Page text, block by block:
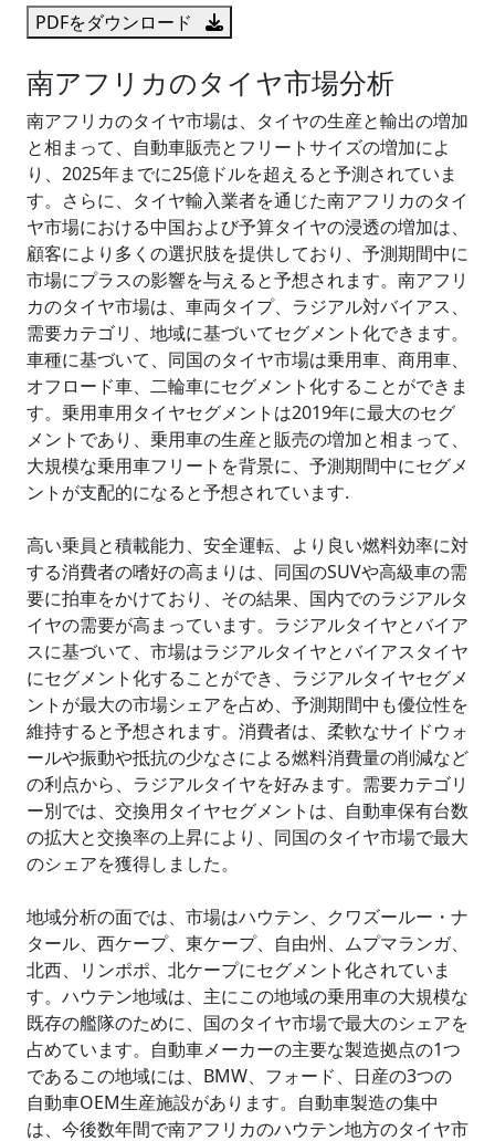
PDFをダウンロード
南アフリカのタイヤ市場分析
南アフリカのタイヤ市場は、タイヤの生産と輸出の増加
と相まって、自動車販売とフリートサイズの増加によ
り、2025年までに25億ドルを超えると予測されていま
す。さらに、タイヤ輸入業者を通じた南アフリカのタイ
ヤ市場における中国および予算タイヤの浸透の増加は、
顧客により多くの選択肢を提供しており、予測期間中に
市場にプラスの影響を与えると予想されます。南アフリ
カのタイヤ市場は、車両タイプ、ラジアル対バイアス、
需要カテゴリ、地域に基づいてセグメント化できます。
車種に基づいて、同国のタイヤ市場は乗用車、商用車、
オフロード車、二輪車にセグメント化することができま
す。乗用車用タイヤセグメントは2019年に最大のセグ
メントであり、乗用車の生産と販売の増加と相まって、
大規模な乗用車フリートを背景に、予測期間中にセグメ
ントが支配的になると予想されています.
高い乗員と積載能力、安全運転、より良い燃料効率に対
する消費者の嗜好の高まりは、同国のSUVや高級車の需
要に拍車をかけており、その結果、国内でのラジアルタ
イヤの需要が高まっています。ラジアルタイヤとバイア
スに基づいて、市場はラジアルタイヤとバイアスタイヤ
にセグメント化することができ、ラジアルタイヤセグメ
ントが最大の市場シェアを占め、予測期間中も優位性を
維持すると予想されます。消費者は、柔軟なサイドウォ
ールや振動や抵抗の少なさによる燃料消費量の削減など
の利点から、ラジアルタイヤを好みます。需要カテゴリ
ー別では、交換用タイヤセグメントは、自動車保有台数
の拡大と交換率の上昇により、同国のタイヤ市場で最大
のシェアを獲得しました。
地域分析の面では、市場はハウテン、クワズールー・ナ
タール、西ケープ、東ケープ、自由州、ムプマランガ、
北西、リンポポ、北ケープにセグメント化されていま
す。ハウテン地域は、主にこの地域の乗用車の大規模な
既存の艦隊のために、国のタイヤ市場で最大のシェアを
占めています。自動車メーカーの主要な製造拠点の1つ
であるこの地域には、BMW、フォード、日産の3つの
自動車OEM生産施設があります。自動車製造の集中
は、今後数年間で南アフリカのハウテン地方のタイヤ市